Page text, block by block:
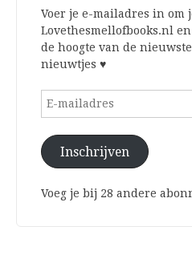
Voer je e-mailadres in om
Lovethesmellofbooks.nl
de hoogte van de
nieuwtjes ♥
E-
Inschrijven
Voeg je bij 28 andere